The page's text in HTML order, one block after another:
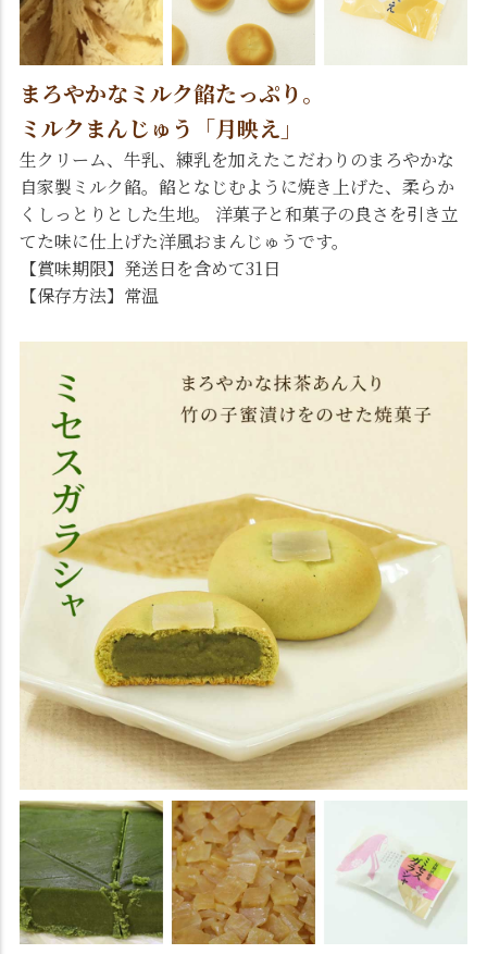
まろやかなミルク餡たっぷり。
ミルクまんじゅう「月映え」
生クリーム、牛乳、練乳を加えたこだわりのまろやかな
自家製ミルク餡。餡となじむように焼き上げた、柔らか
くしっとりとした生地。 洋菓子と和菓子の良さを引き立
てた味に仕上げた洋風おまんじゅうです。
【賞味期限】発送日を含めて31日
【保存方法】常温